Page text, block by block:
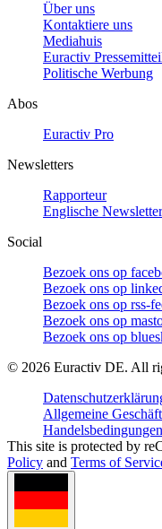
Über uns
Kontaktiere uns
Mediahuis
Euractiv
Politische Werbung
Abos
Euractiv Pro
Newsletters
Rapporteur
Englische
Social
Bezoek ons op
Bezoek ons op
Bezoek ons op rss-
Bezoek ons op
Bezoek ons op
© 2026 Euractiv DE. All
Allgemeine
Handelsbedingungen
This site is protected by
Policy and Terms of